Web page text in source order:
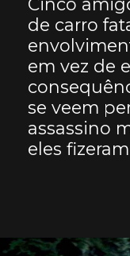
Cinco
de carro
em vez de
se veem
assassino
eles